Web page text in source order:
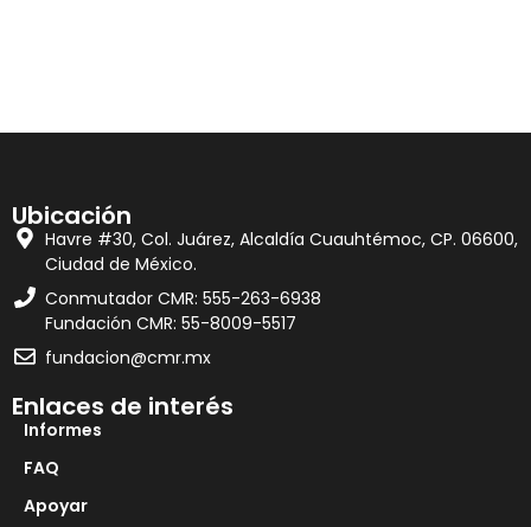
Enlaces de interés
Informes
FAQ
Apoyar
Ubicación
Havre #30, Col. Juárez, Alcaldía Cuauhtémoc, CP. 06600,
Ciudad de México.
Conmutador CMR: 555-263-6938
Fundación CMR: 55-8009-5517
fundacion@cmr.mx